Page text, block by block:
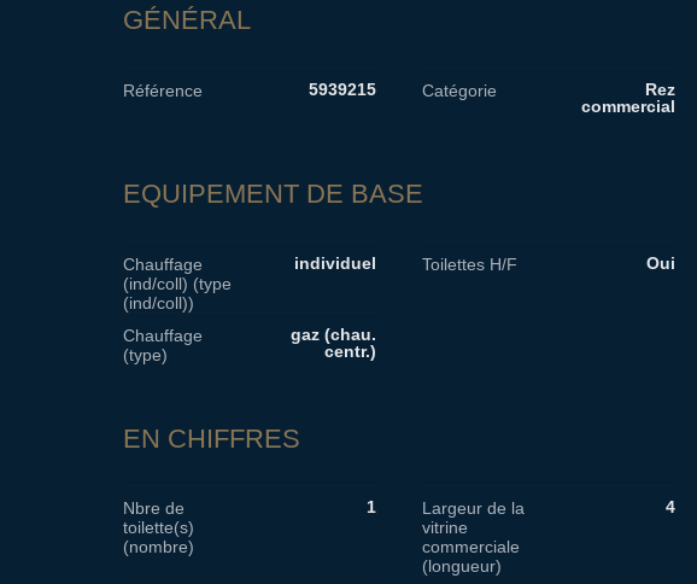
GÉNÉRAL
Référence 5939215 Catégorie
Rez
commercial
EQUIPEMENT DE BASE
Chauffage
(ind/coll) (type
(ind/coll))
individuel Toilettes H/F Oui
Chauffage
(type)
gaz (chau.
centr.)
EN CHIFFRES
Nbre de
toilette(s)
(nombre)
1
Largeur de la
vitrine
commerciale
(longueur)
4